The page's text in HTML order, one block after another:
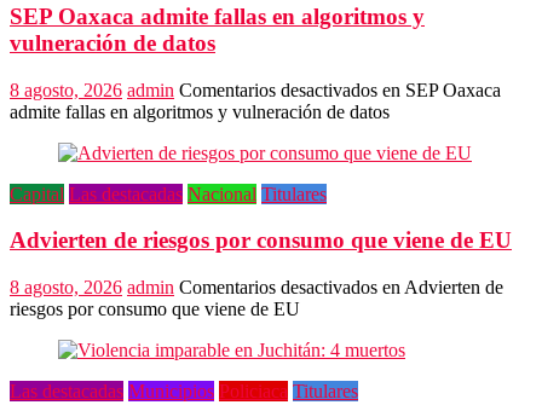
SEP Oaxaca admite fallas en algoritmos y
vulneración de datos
8 agosto, 2026 admin Comentarios desactivados en SEP Oaxaca
admite fallas en algoritmos y vulneración de datos
Capital Las destacadas Nacional Titulares
Advierten de riesgos por consumo que viene de EU
8 agosto, 2026 admin Comentarios desactivados en Advierten de
riesgos por consumo que viene de EU
Las destacadas Municipios Policiaca Titulares